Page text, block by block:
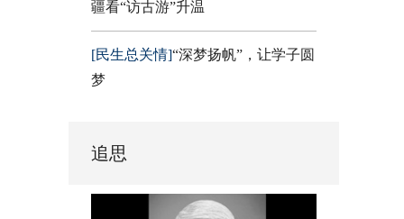
疆看“访古游”升温
[民生总关情]“深梦扬帆”，让学子圆
梦
追思